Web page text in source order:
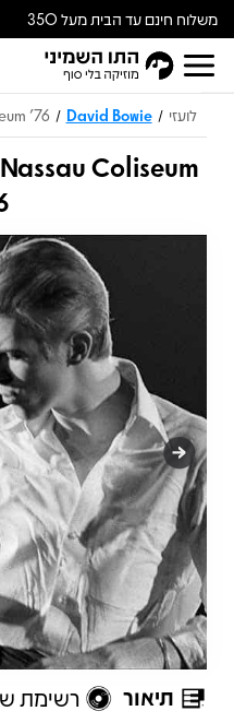
משלוח חינם עד הבית מעל 350
ש״ח
לועזי /
David Bowie
/
'76
Coliseum
תיאור רשימת